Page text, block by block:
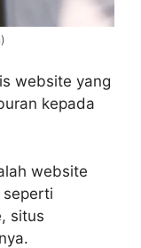
website yang
kepada
website
situs